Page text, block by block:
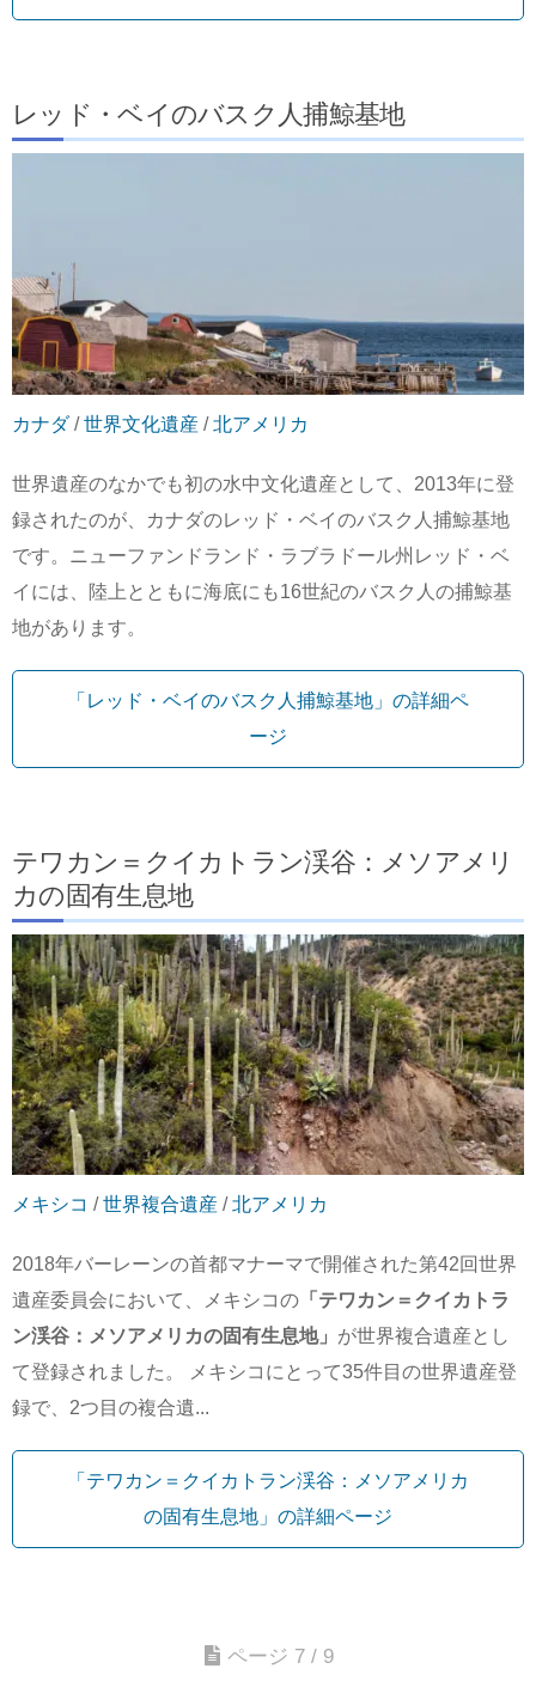
レッド・ベイのバスク人捕鯨基地
カナダ/世界文化遺産 /北アメリカ
世界遺産のなかでも初の水中文化遺産として、2013年に登
録されたのが、カナダのレッド・ベイのバスク人捕鯨基地
です。ニューファンドランド・ラブラドール州レッド・ベ
イには、陸上とともに海底にも16世紀のバスク人の捕鯨基
地があります。
「レッド・ベイのバスク人捕鯨基地」の詳細ペ
ージ
テワカン＝クイカトラン渓谷：メソアメリ
カの固有生息地
メキシコ /世界複合遺産 /北アメリカ
2018年バーレーンの首都マナーマで開催された第42回世界
遺産委員会において、メキシコの 「テワカン＝クイカトラ
ン渓谷：メソアメリカの固有生息地」 が世界複合遺産とし
て登録されました。 メキシコにとって35件目の世界遺産登
録で、2つ目の複合遺...
「テワカン＝クイカトラン渓谷：メソアメリカ
の固有生息地」の詳細ページ
ページ 7 / 9